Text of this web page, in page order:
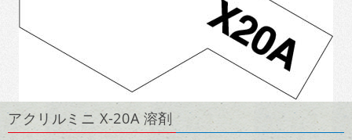
アクリルミニ X-20A 溶剤